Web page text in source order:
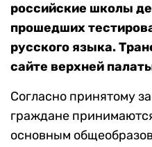
российские школы
прошедших
русского языка.
сайте верхней
Согласно принятому
граждане
основным